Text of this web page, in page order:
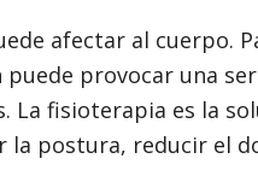
afectar al cuerpo.
provocar una
La fisioterapia es la
la postura, reducir el